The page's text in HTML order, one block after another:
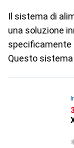
Il sistema di
una soluzione
specificamente
Questo